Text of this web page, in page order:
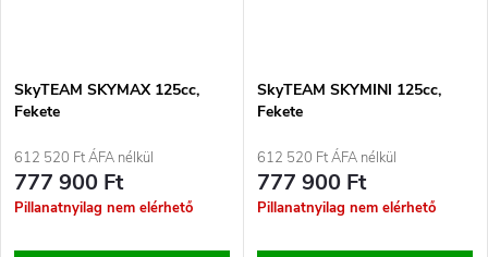
SkyTEAM SKYMAX 125cc,
Fekete
612 520 Ft ÁFA nélkül
777 900 Ft
Pillanatnyilag nem elérhető
SkyTEAM SKYMINI 125cc,
Fekete
612 520 Ft ÁFA nélkül
777 900 Ft
Pillanatnyilag nem elérhető